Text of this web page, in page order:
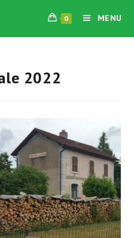
0 MENU
2022